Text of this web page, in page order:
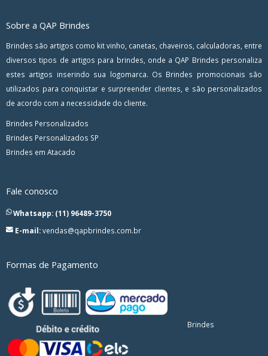
Sobre a QAP Brindes
Brindes são artigos como kit vinho, canetas, chaveiros, calculadoras, entre
diversos tipos de artigos para brindes, onde a QAP Brindes personaliza
estes artigos inserindo sua logomarca. Os Brindes promocionais são
utilizados para conquistar e surpreender clientes, e são personalizados
de acordo com a necessidade do cliente.
Brindes Personalizados
Brindes Personalizados SP
Brindes em Atacado
Fale conosco
Whatsapp: (11) 96489-3750
E-mail:vendas@qapbrindes.com.br
Formas de Pagamento
Brindes